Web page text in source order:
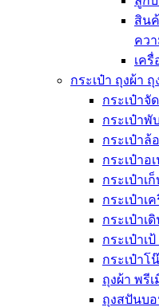
สิน
คว
เครื่
กระเป๋า ถุงผ้า
กระเป๋าจั
กระเป๋าพั
กระเป๋าล้
กระเป๋าอ
กระเป๋าเ
กระเป๋าเ
กระเป๋าเ
กระเป๋าเ
กระเป๋าโ
ถุงผ้า พรีเ
ถุงสปันบ